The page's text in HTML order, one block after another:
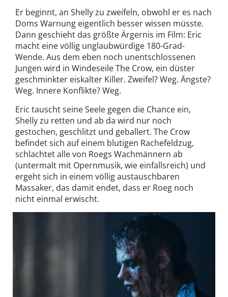
Er beginnt, an Shelly zu zweifeln, obwohl er es nach
Doms Warnung eigentlich besser wissen müsste.
Dann geschieht das größte Ärgernis im Film: Eric
macht eine völlig unglaubwürdige 180-Grad-
Wende. Aus dem eben noch unentschlossenen
Jungen wird in Windeseile The Crow, ein düster
geschminkter eiskalter Killer. Zweifel? Weg. Ängste?
Weg. Innere Konflikte? Weg.
Eric tauscht seine Seele gegen die Chance ein,
Shelly zu retten und ab da wird nur noch
gestochen, geschlitzt und geballert. The Crow
befindet sich auf einem blutigen Rachefeldzug,
schlachtet alle von Roegs Wachmännern ab
(untermalt mit Opernmusik, wie einfallsreich) und
ergeht sich in einem völlig austauschbaren
Massaker, das damit endet, dass er Roeg noch
nicht einmal erwischt.